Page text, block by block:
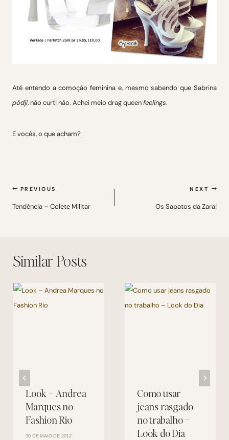
Até entendo a comoção feminina e, mesmo sabendo que Sabrina
pódji, não curti não. Achei meio drag queenfeelings.
E vocês, o que acham?
Navegação
de
PREVIOUS
Tendência – Colete Militar
NEXT
Os Sapatos da Zara!
Similar Posts
Look – Andrea
Marques no
Fashion Rio
30 DE MAIO DE 2012
Como usar
jeans rasgado
no trabalho –
Look do Dia